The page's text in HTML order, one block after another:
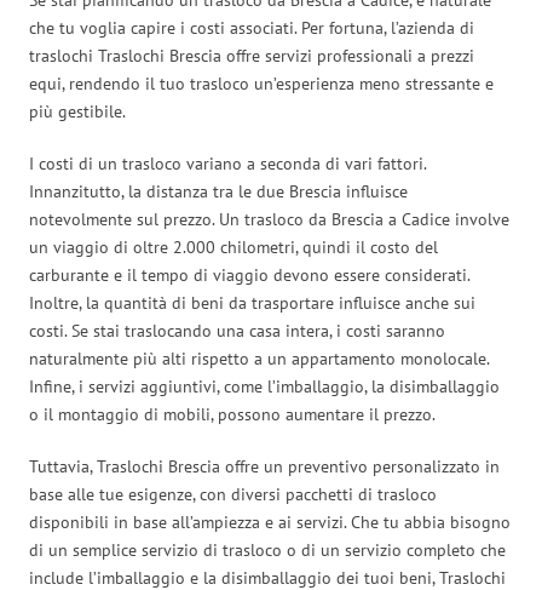
che tu voglia capire i costi associati. Per fortuna, l’azienda di
traslochi Traslochi Brescia offre servizi professionali a prezzi
equi, rendendo il tuo trasloco un’esperienza meno stressante e
più gestibile.
I costi di un trasloco variano a seconda di vari fattori.
Innanzitutto, la distanza tra le due Brescia influisce
notevolmente sul prezzo. Un trasloco da Brescia a Cadice involve
un viaggio di oltre 2.000 chilometri, quindi il costo del
carburante e il tempo di viaggio devono essere considerati.
Inoltre, la quantità di beni da trasportare influisce anche sui
costi. Se stai traslocando una casa intera, i costi saranno
naturalmente più alti rispetto a un appartamento monolocale.
Infine, i servizi aggiuntivi, come l’imballaggio, la disimballaggio
o il montaggio di mobili, possono aumentare il prezzo.
Tuttavia, Traslochi Brescia offre un preventivo personalizzato in
base alle tue esigenze, con diversi pacchetti di trasloco
disponibili in base all’ampiezza e ai servizi. Che tu abbia bisogno
di un semplice servizio di trasloco o di un servizio completo che
include l’imballaggio e la disimballaggio dei tuoi beni, Traslochi